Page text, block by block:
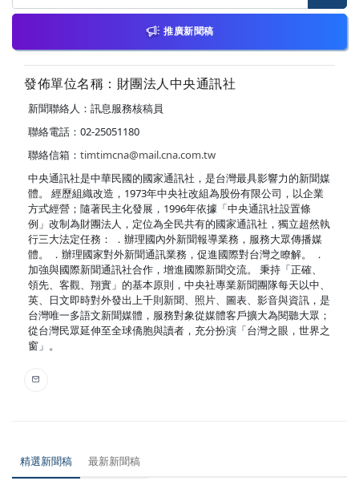
推廣新聞稿
發佈單位名稱：財團法人中央通訊社
新聞聯絡人：訊息服務核稿員
聯絡電話：02-25051180
聯絡信箱： timtimcna@mail.cna.com.tw
中央通訊社是中華民國的國家通訊社，是台灣最具影響力的新聞媒
體。 經歷組織改造，1973年中央社改組為股份有限公司，以企業
方式經營；隨著民主化發展，1996年依據「中央通訊社設置條
例」改制為財團法人，定位為全民共有的國家通訊社，獨立超然執
行三大法定任務： ．辦理國內外新聞報導業務，服務大眾傳播媒
體。 ．辦理國家對外新聞通訊業務，促進國際對台灣之瞭解。 ．
加強與國際新聞通訊社合作，增進國際新聞交流。 秉持「正確、
領先、客觀、翔實」的基本原則，中央社專業新聞團隊每天以中、
英、日文即時對外發出上千則新聞、照片、圖表、影音與資訊，是
台灣唯一多語文新聞媒體，服務對象從媒體客戶擴大為閱聽大眾；
從台灣民眾延伸至全球僑胞與讀者，充分扮演「台灣之眼，世界之
窗」。
精選新聞稿 最新新聞稿